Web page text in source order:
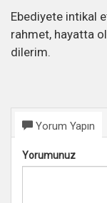
Ebediyete intikal
rahmet, hayatta
dilerim.
Yorum Yapın
Yorumunuz